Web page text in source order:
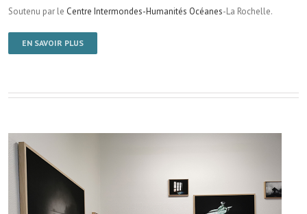
Soutenu par le Centre Intermondes-Humanités Océanes-La Rochelle.
EN SAVOIR PLUS